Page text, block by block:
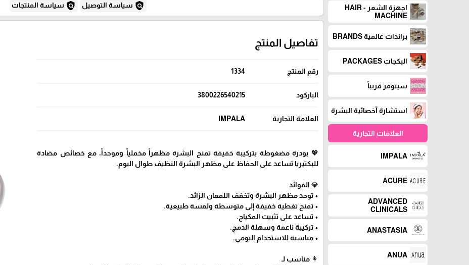
اجهزة الشعر - HAIR
MACHINE
براندات عالمية BRANDS
البكجات PACKAGES
سيتوفر قريباً
استشارة آخصائية البشرة
العلامات التجارية
IMPALA
ACURE
ADVANCED
CLINICALS
ANASTASIA
ANUA
policy سياسة التوصيل policy سياسة المنتجات
تفاصيل المنتج
رقم المنتج 1334
الباركود 3800226540215
العلامة التجارية IMPALA
💖 بودرة مضغوطة بتركيبة خفيفة تمنح البشرة مظهراً مخملياً وموحداً، مع خصائص مضادة
للبكتيريا تساعد على الحفاظ على مظهر البشرة النظيف طوال اليوم.
💎 الفوائد
• توحد مظهر البشرة وتخفف اللمعان الزائد.
• تمنح تغطية خفيفة إلى متوسطة ولمسة طبيعية.
• تساعد على تثبيت المكياج.
• تركيبة ناعمة وسهلة الدمج.
• مناسبة للاستخدام اليومي.
👩 مناسب لـ